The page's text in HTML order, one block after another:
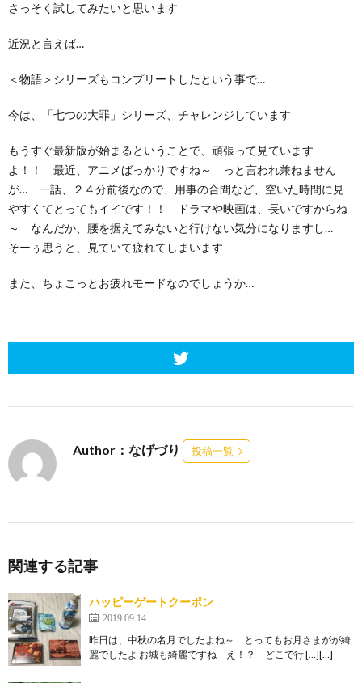
さっそく試してみたいと思います
近況と言えば…
＜物語＞シリーズもコンプリートしたという事で…
今は、「七つの大罪」シリーズ、チャレンジしています
もうすぐ最新版が始まるということで、頑張って見ています
よ！！ 最近、アニメばっかりですね～ っと言われ兼ねません
が… 一話、２４分前後なので、用事の合間など、空いた時間に見
やすくてとってもイイです！！ ドラマや映画は、長いですからね
～ なんだか、腰を据えてみないと行けない気分になりますし…
そーぅ思うと、見ていて疲れてしまいます
また、ちょこっとお疲れモードなのでしょうか…
Author：なげづり 投稿一覧
関連する記事
ハッピーゲートクーポン
2019.09.14
昨日は、中秋の名月でしたよね～ とってもお月さまがが綺
麗でしたよ お城も綺麗ですね え！？ どこで行 […][…]